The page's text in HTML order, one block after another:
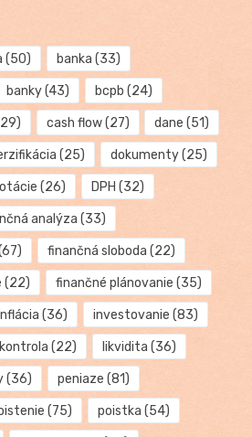
(50) banka (33)
banky(43) bcpb (24)
cash flow(27) dane (51)
(25) dokumenty(25)
(26) DPH (32)
analýza (33)
finančná sloboda (22)
(22) finančné plánovanie (35)
(36) investovanie (83)
kontrola (22) likvidita (36)
(36) peniaze (81)
(75) poistka (54)